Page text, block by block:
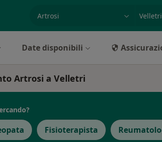
Date disponibili
Artrosi a Velletri
Fisioterapista